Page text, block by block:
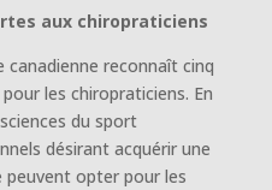
aux chiropraticiens
reconnaît cinq
les chiropraticiens. En
du sport
désirant acquérir une
opter pour les